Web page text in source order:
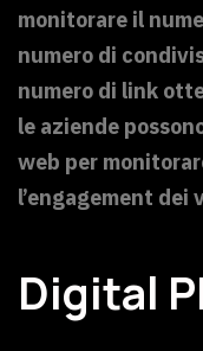
monitorare il
numero di
numero di link
le aziende
web per
l’engagement dei
Digital